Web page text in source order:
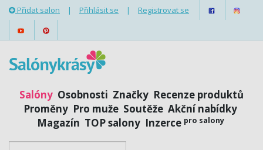
Přidat salon | Přihlásit se | Registrovat se
Salóny Osobnosti Značky Recenze produktů
Proměny Pro muže Soutěže Akční nabídky
Magazín TOP salony Inzerce pro salony